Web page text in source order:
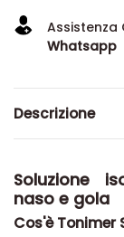
Whatsapp
Descrizione
Soluzione
naso e gola
Cos'è Tonimer